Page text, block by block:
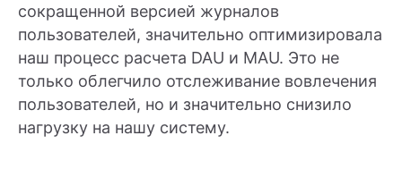
сокращенной версией журналов
пользователей, значительно оптимизировала
наш процесс расчета DAU и MAU. Это не
только облегчило отслеживание вовлечения
пользователей, но и значительно снизило
нагрузку на нашу систему.